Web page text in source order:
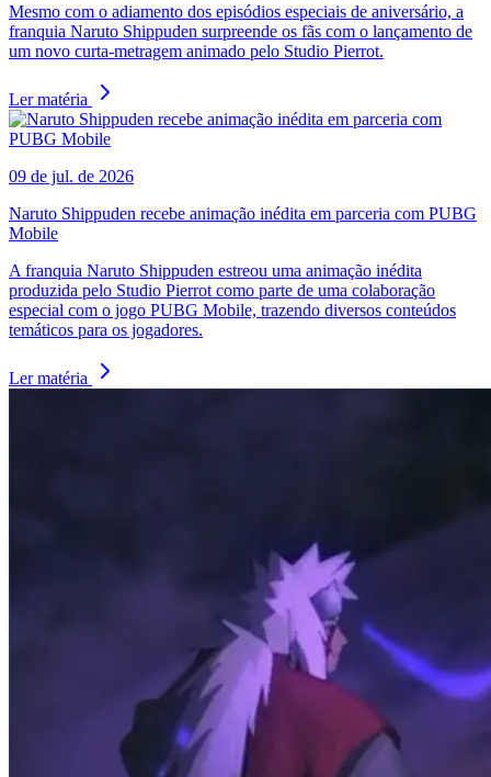
Mesmo com o adiamento dos episódios especiais de aniversário, a
franquia Naruto Shippuden surpreende os fãs com o lançamento de
um novo curta-metragem animado pelo Studio Pierrot.
Ler matéria
09 de jul. de 2026
Naruto Shippuden recebe animação inédita em parceria com PUBG
Mobile
A franquia Naruto Shippuden estreou uma animação inédita
produzida pelo Studio Pierrot como parte de uma colaboração
especial com o jogo PUBG Mobile, trazendo diversos conteúdos
temáticos para os jogadores.
Ler matéria